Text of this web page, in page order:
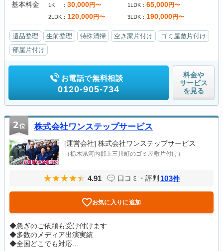
基本料金 1K 30,000円〜 1LDK 65,000円〜
2LDK 120,000円〜 3LDK 190,000円〜
遺品整理 生前整理 特殊清掃 空き家片付け
ゴミ屋敷片付け
部屋片付け
お電話で無料相談
0120-905-734
料金や
サービス
を見る
2位 株式会社ワンステップサービス
[運営会社] 株式会社ワンステップサービス
（栃木県河内郡上三川町のゴミ屋敷片付け）
4.91 口コミ・評判 103件
お気に入りに追加
◆急ぎのご依頼も受け付けます
◆多数のメディア出演実績
◆全国どこでも対応...